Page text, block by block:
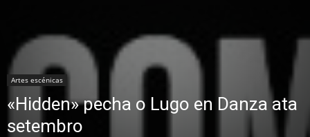
Artes escénicas
«Hidden» pecha o Lugo en Danza ata
setembro